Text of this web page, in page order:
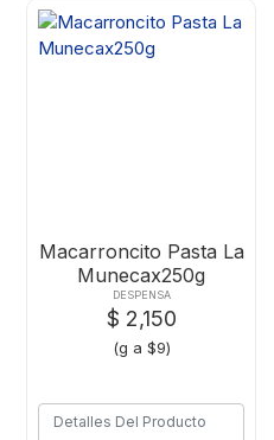
Macarroncito Pasta La
Munecax250g
DESPENSA
$ 2,150
(g a $9)